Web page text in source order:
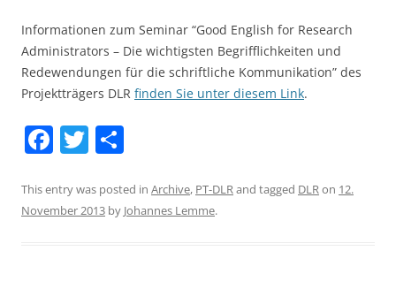
Informationen zum Seminar “Good English for Research
Administrators – Die wichtigsten Begrifflichkeiten und
Redewendungen für die schriftliche Kommunikation” des
Projektträgers DLR finden Sie unter diesem Link.
F
c
e
T
itt
er
ar
e
This entry was posted in Archive, PT-DLRand tagged DLRon 12.
November 2013 by Johannes Lemme.